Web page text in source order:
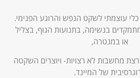
עוצמתי לשקט הנפש והרוגע הפנימי.
בנשימה, בתנועות הגוף, בצליל
או במנטרה,
מחשבות לא רצויות- ויוצרים השקטה
של המיינד.